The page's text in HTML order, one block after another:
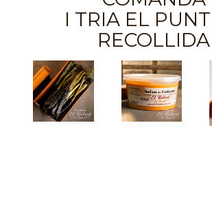
I TRIA EL
RECOLLIDA